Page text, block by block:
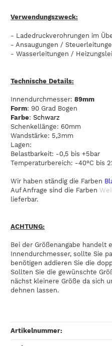
Verwendungszweck:
- Ladedruckverohrungen im
- Ansaugungen /
- Wasserleitungen /
Technische Details:
Innendurchmesser: 89mm
Form: 90 Grad Bogen
Farbe: Schwarz
Schenkellänge: 60mm
Wandstärke: 5,3mm
Lagen:
Belastbarkeit: -0,5 bis +5bar
Temperaturbereich: -40°C bis
Wir haben ständig die Farben
Auf Anfrage sind die Farben
lieferbar.
ACHTUNG:
Bei der Größenangabe handelt
Innendurchmesser, sollte Sie
benötigen addieren Sie die
Sollten Sie die gewünschte
nächst kleinere Größe da sich
dehnen lassen.
Artikelnummer: